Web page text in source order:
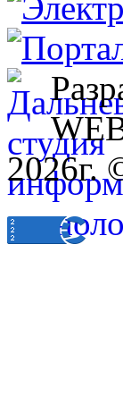
2026г.